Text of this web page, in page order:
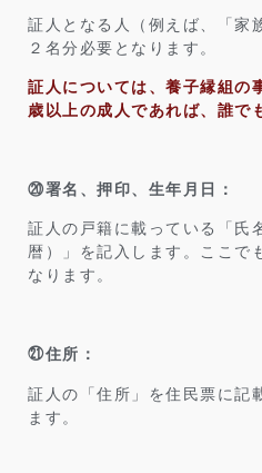
証人となる人（例えば、「家
２名分必要となります。
証人については、養子縁組の
歳以上の成人であれば、誰で
⑳署名、押印、生年月日：
証人の戸籍に載っている「氏
暦）」を記入します。ここで
なります。
㉑住所：
証人の「住所」を住民票に記
ます。